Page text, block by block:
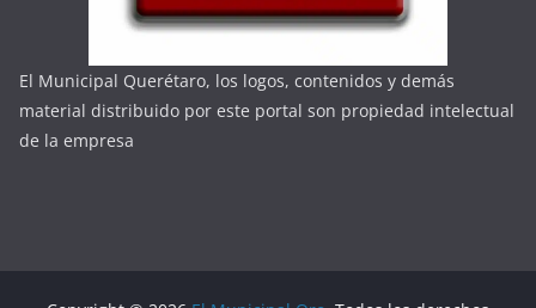
El Municipal Querétaro, los logos, contenidos y demás
material distribuido por este portal son propiedad intelectual
de la empresa